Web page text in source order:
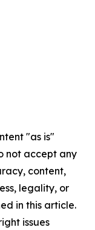
"as is"
not accept any
content,
legality, or
in this article.
issues